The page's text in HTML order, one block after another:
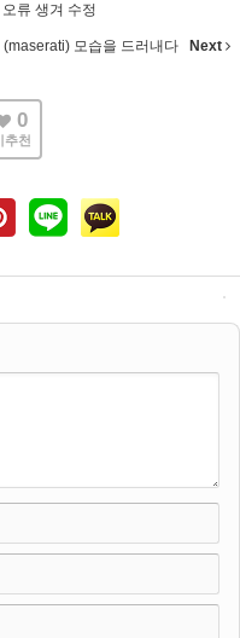
류 생겨 수정
(maserati) 모습을 드러내다 Next
0
추천